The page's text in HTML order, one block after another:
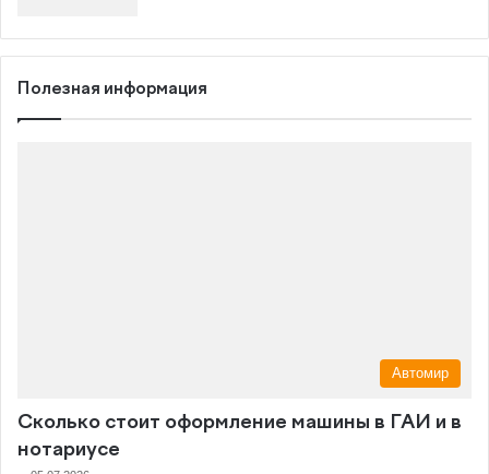
Полезная информация
Автомир
Сколько стоит оформление машины в ГАИ и в
нотариусе